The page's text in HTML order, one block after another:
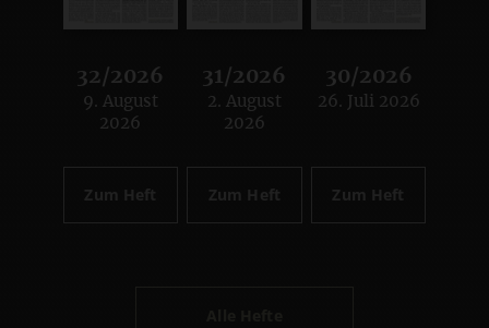
32/2026
:
9. August
2026
Zum Heft
31/2026
:
2. August
2026
Zum Heft
30/2026
:
26. Juli 2026
Zum Heft